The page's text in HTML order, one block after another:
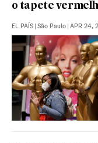
o tapete
EL PAÍS | São Paulo | APR 24,